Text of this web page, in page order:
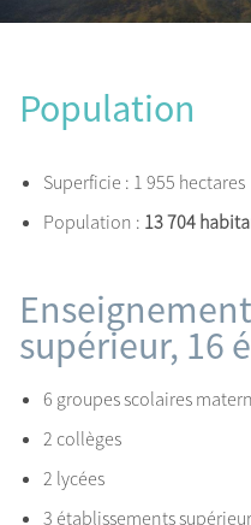
Population
Superficie : 1 955 hectares
Population : 13 704
supérieur, 16
6 groupes scolaires
2 collèges
2 lycées
3 établissements